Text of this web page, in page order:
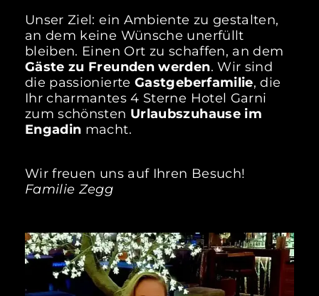
Unser Ziel: ein Ambiente zu gestalten,
an dem keine Wünsche unerfüllt
bleiben. Einen Ort zu schaffen, an dem
Gäste zu Freunden werden. Wir sind
die passionierte Gastgeberfamilie, die
Ihr charmantes 4 Sterne Hotel Garni
zum schönsten Urlaubszuhause im
Engadin macht.
Wir freuen uns auf Ihren Besuch!
Familie Zegg